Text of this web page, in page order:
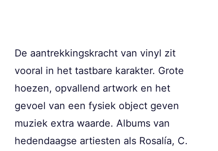
De aantrekkingskracht van vinyl zit
vooral in het tastbare karakter. Grote
hoezen, opvallend artwork en het
gevoel van een fysiek object geven
muziek extra waarde. Albums van
hedendaagse artiesten als Rosalía, C.